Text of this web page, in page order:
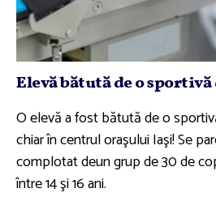
Elevă bătută de o
O elevă a fost bătută de o
chiar în centrul oraşului Iaşi! Se
complotat deun grup de 30 de
între 14 şi 16 ani.